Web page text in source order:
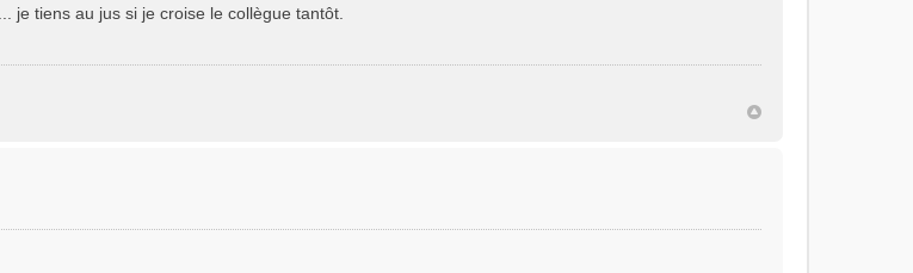
je tiens au jus si je croise le collègue tantôt.